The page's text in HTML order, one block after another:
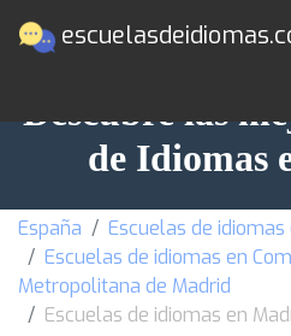
Descubre las
de Idiomas
España
Escuelas de idiomas
Escuelas de idiomas en
Metropolitana de Madrid
Escuelas de idiomas en